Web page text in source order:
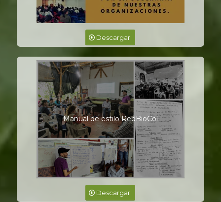
Descargar
Manual de estilo RedBioCol
Descargar